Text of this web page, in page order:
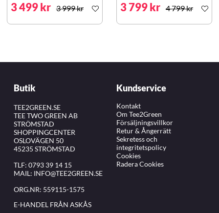
3 499 kr 3 999 kr 3 799 kr 4 799 kr
Butik
TEE2GREEN.SE
TEE TWO GREEN AB
STRÖMSTAD
SHOPPINGCENTER
OSLOVÄGEN 50
45235 STRÖMSTAD
TLF: 0793 39 14 15
MAIL: INFO@TEE2GREEN.SE
ORG.NR: 559115-1575
E-HANDEL FRÅN ASKÅS
Kundservice
Kontakt
Om Tee2Green
Försäljningsvillkor
Retur & Ångerrätt
Sekretess och
integritetspolicy
Cookies
Radera Cookies